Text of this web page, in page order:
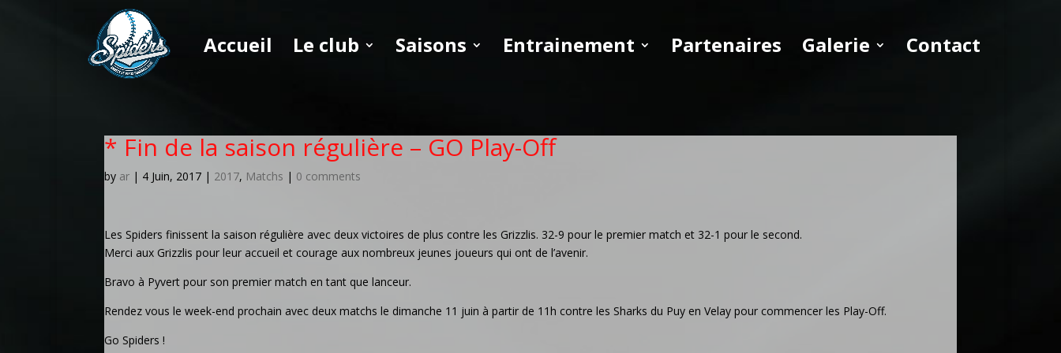
Accueil Le club Saisons Entrainement Partenaires Galerie Contact
* Fin de la saison régulière – GO Play-Off
by ar | 4 Juin, 2017 | 2017, Matchs | 0 comments
Les Spiders finissent la saison régulière avec deux victoires de plus contre les Grizzlis. 32-9 pour le premier match et 32-1 pour le second.
Merci aux Grizzlis pour leur accueil et courage aux nombreux jeunes joueurs qui ont de l’avenir.
Bravo à Pyvert pour son premier match en tant que lanceur.
Rendez vous le week-end prochain avec deux matchs le dimanche 11 juin à partir de 11h contre les Sharks du Puy en Velay pour commencer les Play-Off.
Go Spiders !